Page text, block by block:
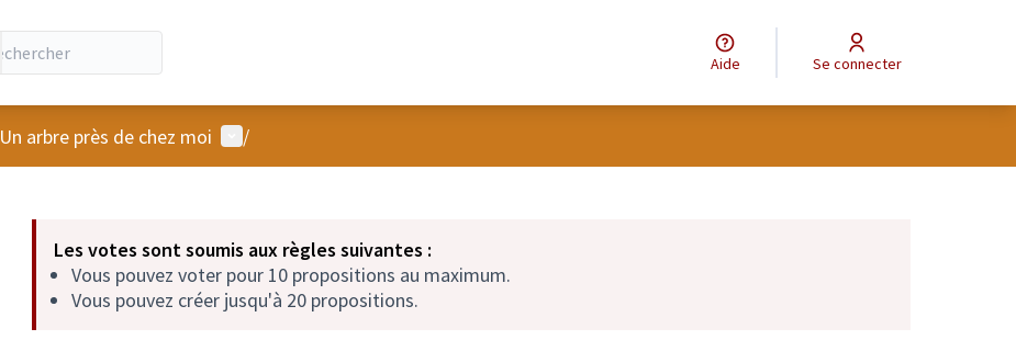
Aide Se connecter
Un arbre près de chez moi Menu utilisateur
/
Les votes sont soumis aux règles suivantes :
Vous pouvez voter pour 10 propositions au maximum.
Vous pouvez créer jusqu'à 20 propositions.